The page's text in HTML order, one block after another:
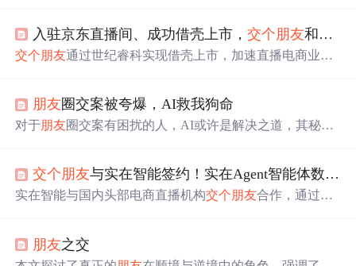
入驻京东直播间、成功借壳上市，交个朋友和时间“交
交个朋友通过世纪睿科实现借壳上市，加速直播电商业务
降低经营风险并拓宽流量来源。上市将为
多融资机会，助力其供应链和服务能力提升，应对直播电
朋友圈交案被夸爆，AI救我狗命
对于朋友圈交案有困扰的人，AI或许是解决之道，其秘密
交个朋友与实在智能签约！实在Agent智能体数字员工，助力
实在智能与国内头部电商直播机构交个朋友合作，通过提
大模型和RPA技术，如背景制作自动化，助力
业务增长中保持高效运营。
朋友之交